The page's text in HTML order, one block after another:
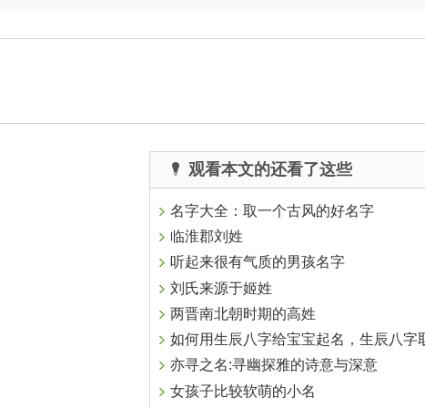
观看本文的还看了这些
名字大全：取一个古风的好名字
临淮郡刘姓
听起来很有气质的男孩名字
刘氏来源于姬姓
两晋南北朝时期的高姓
如何用生辰八字给宝宝起名，生辰八字取名字大
亦寻之名:寻幽探雅的诗意与深意
女孩子比较软萌的小名